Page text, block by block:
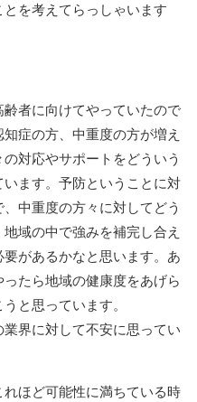
を考えてらっしゃいます
者に向けてやっていたので
症の方、中重度の方が増え
対応やサポートをどういう
ます。予防ということに対
中重度の方々に対してどう
域の中で強みを補完し合え
があるかなと思います。あ
たら地域の健康度をあげら
と思っています。
業界に対して不安に思ってい
れほど可能性に満ちている時